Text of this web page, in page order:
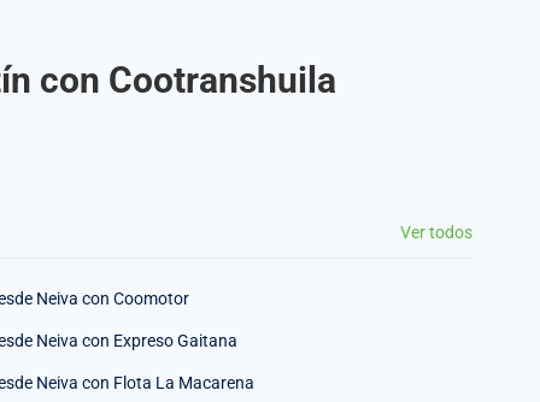
con Cootranshuila
Ver todos
Neiva con Coomotor
Neiva con Expreso Gaitana
Neiva con Flota La Macarena